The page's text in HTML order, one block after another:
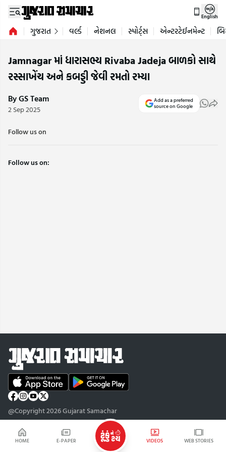
HOME E-PAPER VIDEOS WEB STORIES
English
ગુજરાત વર્લ્ડ નેશનલ સ્પોર્ટ્સ એન્ટરટેઈનમેન્ટ
Jamnagar માં ધારાસભ્ય Rivaba Jadeja બાળકો સાથે
રસ્સાખેંચ અને કબડ્ડી જેવી રમતો રમ્યા
By GS Team
2 Sep 2025
Add as a preferred
source on Google
Follow us on
Follow us on:
@Copyright 2026 Gujarat Samachar